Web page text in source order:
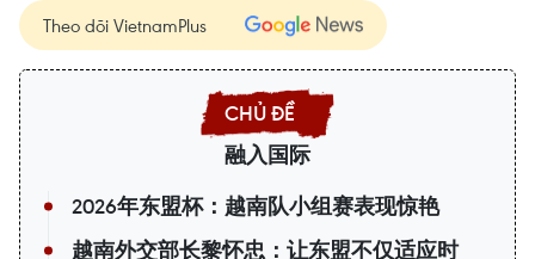
Theo dõi VietnamPlus
融入国际
2026年东盟杯：越南队小组赛表现惊艳
越南外交部长黎怀忠：让东盟不仅适应时